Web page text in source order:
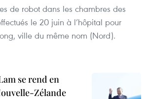
de robot dans les chambres des
le 20 juin à l’hôpital pour
ville du même nom (Nord).
se rend en
Zélande